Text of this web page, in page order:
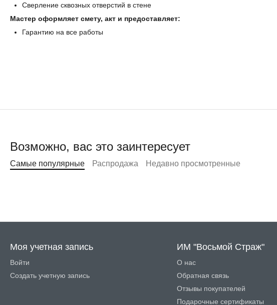
Сверление сквозных отверстий в стене
Мастер оформляет смету, акт и предоставляет:
Гарантию на все работы
Возможно, вас это заинтересует
Самые популярные Распродажа Недавно просмотренные
Моя учетная запись
Войти
Создать учетную запись
ИМ "Восьмой Страж"
О нас
Обратная связь
Отзывы покупателей
Подарочные сертификаты